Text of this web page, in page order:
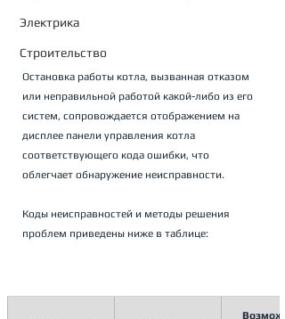
Электрика
Строительство
Остановка работы котла, вызванная отказом
или неправильной работой какой-либо из его
систем, сопровождается отображением на
дисплее панели управления котла
соответствующего кода ошибки, что
облегчает обнаружение неисправности.
Коды неисправностей и методы решения
проблем приведены ниже в таблице: